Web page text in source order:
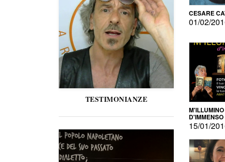
TESTIMONIANZE
CESARE
01/02/
M'ILLUMINO
D'IMMENSO
15/01/